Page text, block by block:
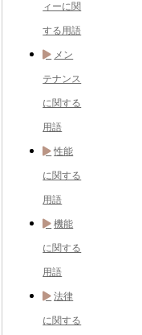
ィーに関
する用語
メン
テナンス
に関する
用語
性能
に関する
用語
機能
に関する
用語
法律
に関する